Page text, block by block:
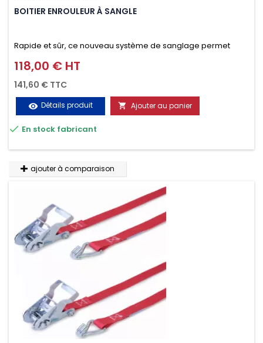
BOITIER ENROULEUR À SANGLE
Rapide et sûr, ce nouveau système de sanglage permet
d’arrimer le chargement sur la galerie en moins d’une
minute.
Prix
118,00 € HT
141,60 € TTC
visibility Détails produit  Ajouter au panier
 En stock fabricant
ajouter à comparaison